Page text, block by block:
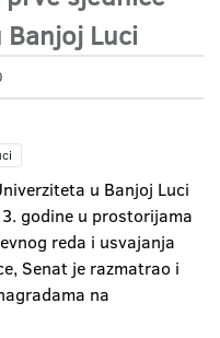
Luci
u Banjoj Luci
godine u prostorijama
reda i usvajanja
Senat je razmatrao i
na